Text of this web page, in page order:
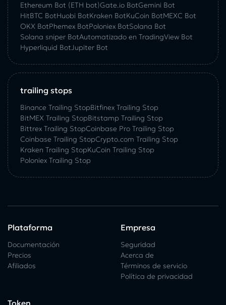
Ethereum Bot (ETH bot)Gate.io BotGemini Bot
HitBTC BotHuobi BotKraken BotKuCoin BotMEXC Bot
OKX BotPhemex BotPoloniex BotSolana Bot
Solana sniper BotAutomatizado en TradingView Bot
Hyperliquid BotJupiter Bot
trailing stops
Binance Trailing StopBitfinex Trailing Stop
BitMEX Trailing StopBitstamp Trailing Stop
Bittrex Trailing StopCoinbase Pro Trailing Stop
Coinbase Trailing StopCrypto.com Trailing Stop
Kraken Trailing StopKuСoin Trailing Stop
Poloniex Trailing Stop
Plataforma
Documentación
Precios
Afiliados
Empresa
Seguridad
Acerca de
Términos de servicio
Política de privacidad